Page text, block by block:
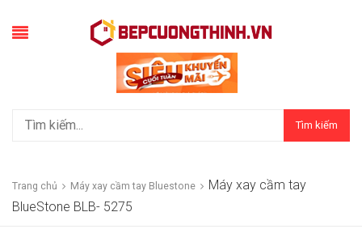
Tìm kiếm
Trang chủ Máy xay cầm tay Bluestone
Máy xay cầm tay
BlueStone BLB- 5275